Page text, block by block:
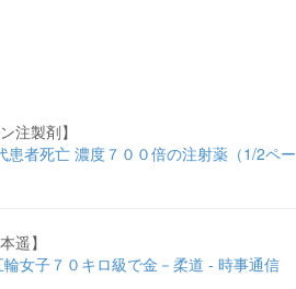
注製剤】
患者死亡 濃度７００倍の注射薬（1/2ペー
遥】
女子７０キロ級で金－柔道 - 時事通信